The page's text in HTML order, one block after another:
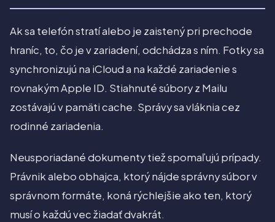
Ak sa telefón stratí alebo je zaistený pri prechode
hraníc, to, čo je v zariadení, odchádza s ním. Fotky sa
synchronizujú na iCloud a na každé zariadenie s
rovnakým Apple ID. Stiahnuté súbory z Mailu
zostávajú v pamäti cache. Správy sa vláknia cez
rodinné zariadenia.
Neusporiadané dokumenty tiež spomaľujú prípady.
Právnik alebo obhajca, ktorý nájde správny súbor v
správnom formáte, koná rýchlejšie ako ten, ktorý
musí o každú vec žiadať dvakrát.